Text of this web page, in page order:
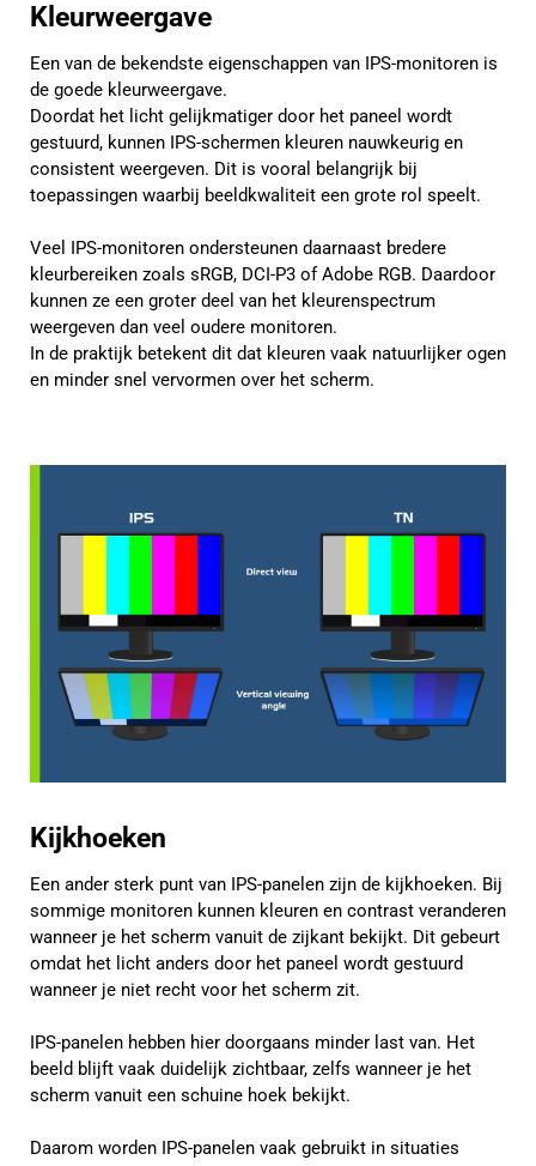
Kleurweergave
Een van de bekendste eigenschappen van IPS-monitoren is
de goede kleurweergave.
Doordat het licht gelijkmatiger door het paneel wordt
gestuurd, kunnen IPS-schermen kleuren nauwkeurig en
consistent weergeven. Dit is vooral belangrijk bij
toepassingen waarbij beeldkwaliteit een grote rol speelt.
Veel IPS-monitoren ondersteunen daarnaast bredere
kleurbereiken zoals sRGB, DCI-P3 of Adobe RGB. Daardoor
kunnen ze een groter deel van het kleurenspectrum
weergeven dan veel oudere monitoren.
In de praktijk betekent dit dat kleuren vaak natuurlijker ogen
en minder snel vervormen over het scherm.
Kijkhoeken
Een ander sterk punt van IPS-panelen zijn de kijkhoeken. Bij
sommige monitoren kunnen kleuren en contrast veranderen
wanneer je het scherm vanuit de zijkant bekijkt. Dit gebeurt
omdat het licht anders door het paneel wordt gestuurd
wanneer je niet recht voor het scherm zit.
IPS-panelen hebben hier doorgaans minder last van. Het
beeld blijft vaak duidelijk zichtbaar, zelfs wanneer je het
scherm vanuit een schuine hoek bekijkt.
Daarom worden IPS-panelen vaak gebruikt in situaties